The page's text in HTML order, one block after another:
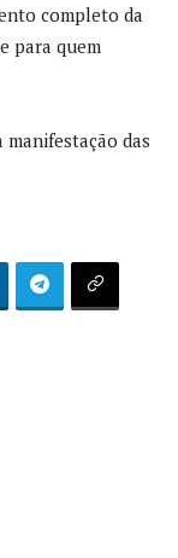
completo da
para quem
das